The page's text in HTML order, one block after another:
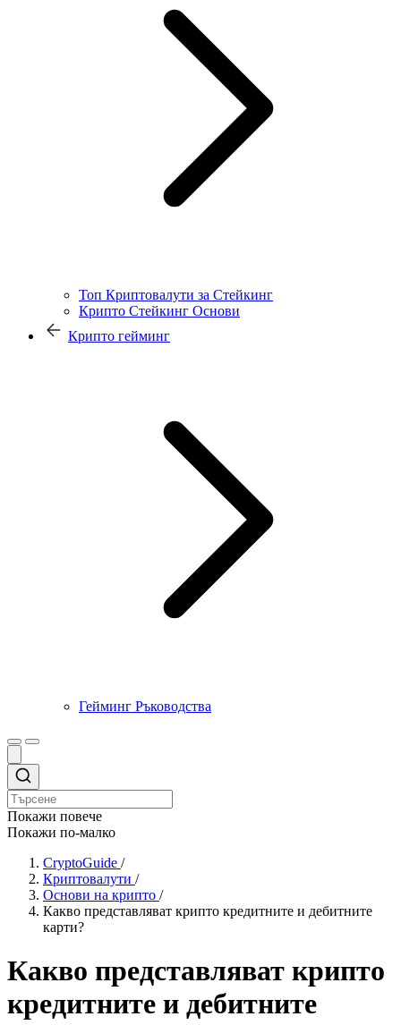
Топ Криптовалути за Стейкинг
Крипто Стейкинг Основи
Крипто гейминг
Гейминг Ръководства
Покажи повече
Покажи по-малко
CryptoGuide /
Криптовалути /
Основи на крипто /
Какво представляват крипто кредитните и дебитните
карти?
Какво представляват крипто
кредитните и дебитните